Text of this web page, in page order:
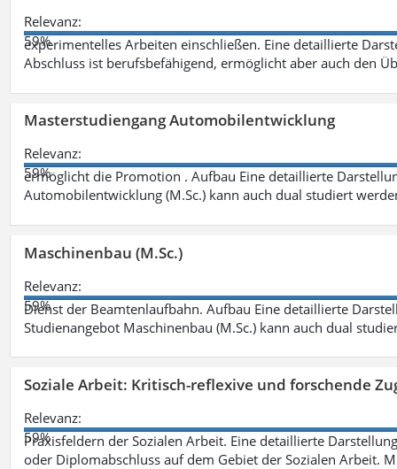
Relevanz:
59%
experimentelles Arbeiten einschließen. Eine detaillierte
Abschluss ist berufsbefähigend, ermöglicht aber auch den
Masterstudiengang Automobilentwicklung
Relevanz:
59%
ermöglicht die Promotion . Aufbau Eine detaillierte
Automobilentwicklung (M.Sc.) kann auch dual studiert
Maschinenbau (M.Sc.)
Relevanz:
59%
Dienst der Beamtenlaufbahn. Aufbau Eine detaillierte
Studienangebot Maschinenbau (M.Sc.) kann auch dual
Soziale Arbeit: Kritisch-reflexive und forschende
Relevanz:
59%
Praxisfeldern der Sozialen Arbeit. Eine detaillierte
oder Diplomabschluss auf dem Gebiet der Sozialen Arbeit.